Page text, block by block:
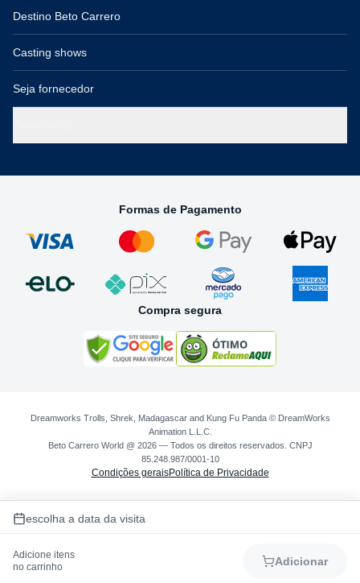
Destino Beto Carrero
Casting shows
Seja fornecedor
Formas de Pagamento
Compra segura
Dreamworks Trolls, Shrek, Madagascar and Kung Fu Panda © DreamWorks
Animation L.L.C.
Beto Carrero World @ 2026 — Todos os direitos reservados. CNPJ
85.248.987/0001-10
Condições geraisPolítica de Privacidade
escolha a data da visita
Adicione itens
no carrinho
Adicionar